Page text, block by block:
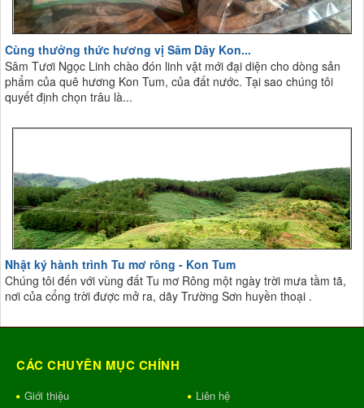
Cùng thưởng thức hương vị Sâm Dây Kon...
Sâm Tươi Ngọc Linh chào đón linh vật mới đại diện cho dòng sản
phẩm của quê hương Kon Tum, của đất nước. Tại sao chúng tôi
quyết định chọn trâu là...
Nhật ký hành trình Tu mơ rông - Kon Tum
Chúng tôi đến với vùng đất Tu mơ Rông một ngày trời mưa tầm tã,
nơi của cổng trời được mở ra, dãy Trường Sơn huyền thoại .
CÁC CHUYÊN MỤC CHÍNH
Giới thiệu
Liên hệ